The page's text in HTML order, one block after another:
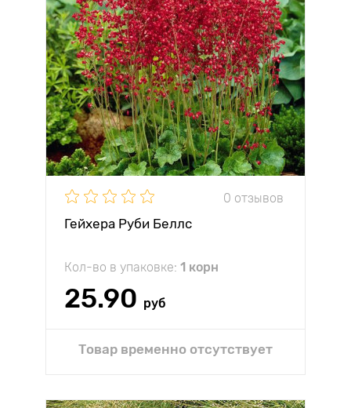
0 отзывов
Гейхера Руби Беллс
Кол-во в упаковке: 1 корн
25.90 руб
Товар временно отсутствует